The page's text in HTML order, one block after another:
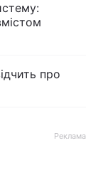
про
Реклама